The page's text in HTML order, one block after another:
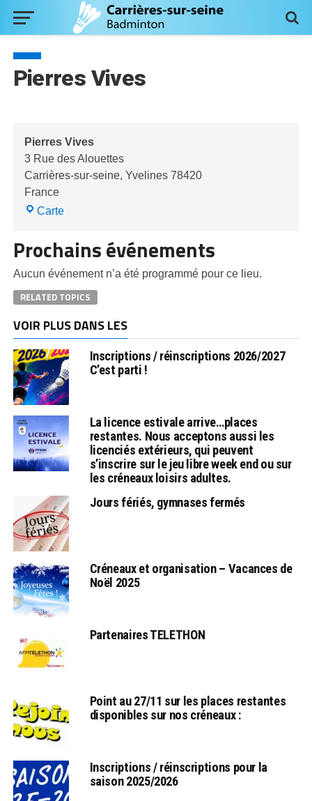
Pierres Vives
Pierres Vives
3 Rue des Alouettes
Carrières-sur-seine, Yvelines 78420
France
CartePierres
Prochains événements
Aucun événement n’a été programmé pour ce lieu.
RELATED TOPICS
VOIR PLUS DANS LES
Inscriptions / réinscriptions 2026/2027
C’est parti !
La licence estivale arrive…places
restantes. Nous acceptons aussi les
licenciés extérieurs, qui peuvent
s’inscrire sur le jeu libre week end ou sur
les créneaux loisirs adultes.
Jours fériés, gymnases fermés
Créneaux et organisation – Vacances de
Noël 2025
Partenaires TELETHON
Point au 27/11 sur les places restantes
disponibles sur nos créneaux :
Inscriptions / réinscriptions pour la
saison 2025/2026